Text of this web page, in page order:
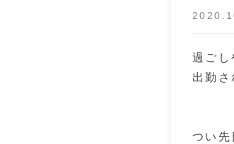
過ごし
出勤
つい先